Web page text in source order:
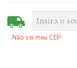
Não sei meu CEP